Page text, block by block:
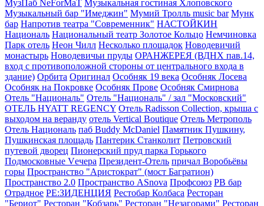
МузПаб NeForMaT Музыкальная гостиная Хлоповского
Музыкальный бар "Имеджин" Мумий Тролль music bar Мунк
бар Напротив театра "Современник" НАСТОЙКИН
Националь Национальный театр Золотое Кольцо Немчиновка
Парк отель Неон Чилл Несколько площадок Новодевичий
монастырь Новодевичьи пруды ОРАНЖЕРЕЯ (ВДНХ пав.14,
вход с противоположной стороны от центрального входа в
здание) Орбита Оригинал Особняк 19 века Особняк Лосева
Особняк на Покровке Особняк Прове Особняк Смирнова
Отель "Националь" Отель "Националь" / зал "Московский"
ОТЕЛЬ HYATT REGENCY Отель Radisson Сollection, крыша с
выходом на веранду отель Vertical Boutique Отель Метрополь
Отель Националь паб Buddy McDaniel Памятник Пушкину,
Пушкинская площадь Пантерик Станколит Петровский
путевой дворец Пионерский пруд парка Горького
Подмосковные Vечера Президент-Отель причал Воробьёвы
горы Пространство "Аристократ" (мост Багратион)
Пространство 2.0 Пространство ASnova Профсоюз РВ бар
Отрадное РЕ:ЗИДЕНЦИЯ Рестобар Колбаса Ресторан
"Бериот" Ресторан "Кобзарь" Ресторан "Незагорами" Ресторан